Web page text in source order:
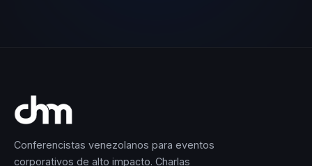
Conferencistas venezolanos para eventos
corporativos de alto impacto. Charlas